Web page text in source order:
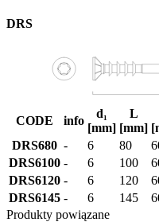
DRS
CODE info
d₁
[mm]
L
[mm]
DRS680 - 6 80
DRS6100 - 6 100
DRS6120 - 6 120
DRS6145 - 6 145
Produkty powiązane